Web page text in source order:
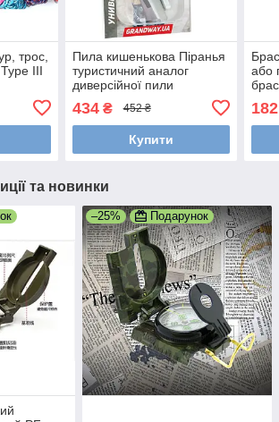
трос,
III
Пила кишенькова Піранья
туристичний аналог
диверсійної пили
434₴ 452 ₴
Купити
або
та новинки
–25% Подарунок